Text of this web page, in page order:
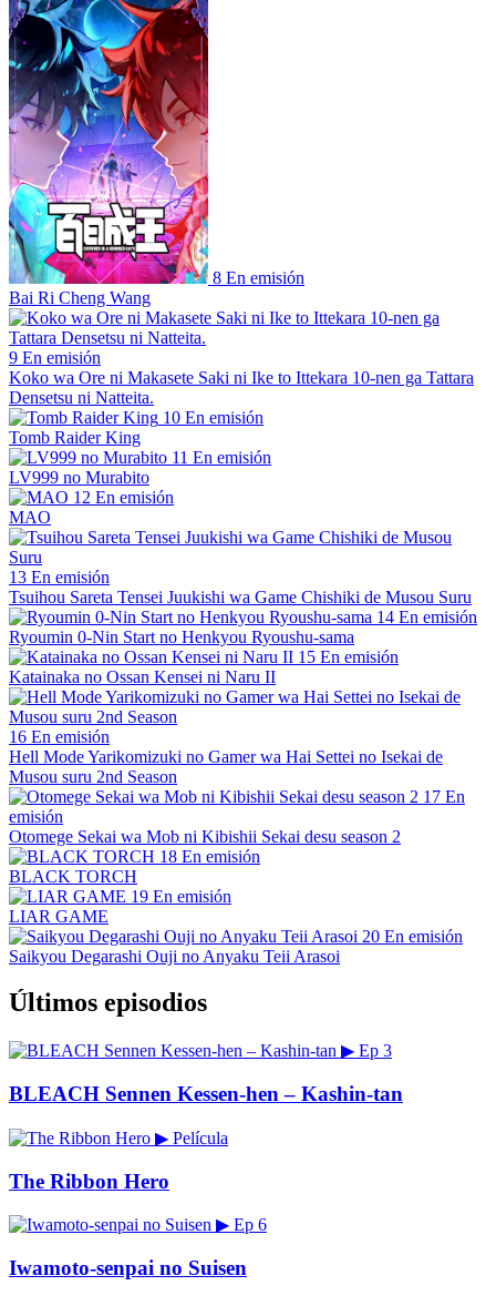
8 En emisión
Bai Ri Cheng Wang
9 En emisión
Koko wa Ore ni Makasete Saki ni Ike to Ittekara 10-nen ga Tattara
Densetsu ni Natteita.
10 En emisión
Tomb Raider King
11 En emisión
LV999 no Murabito
12 En emisión
MAO
13 En emisión
Tsuihou Sareta Tensei Juukishi wa Game Chishiki de Musou Suru
14 En emisión
Ryoumin 0-Nin Start no Henkyou Ryoushu-sama
15 En emisión
Katainaka no Ossan Kensei ni Naru II
16 En emisión
Hell Mode Yarikomizuki no Gamer wa Hai Settei no Isekai de
Musou suru 2nd Season
17 En
emisión
Otomege Sekai wa Mob ni Kibishii Sekai desu season 2
18 En emisión
BLACK TORCH
19 En emisión
LIAR GAME
20 En emisión
Saikyou Degarashi Ouji no Anyaku Teii Arasoi
Últimos episodios
▶ Ep 3
BLEACH Sennen Kessen-hen – Kashin-tan
▶ Película
The Ribbon Hero
▶ Ep 6
Iwamoto-senpai no Suisen